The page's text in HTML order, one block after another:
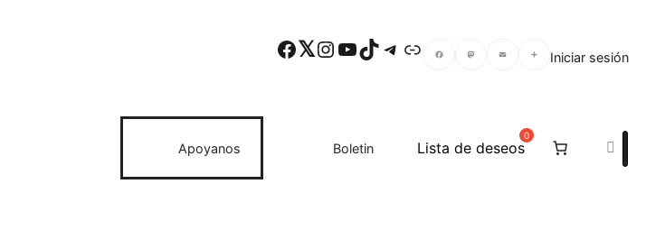
Facebook Twitter Instagram YouTube TikTok Telegram Enlace Iniciar sesión
Apoyanos Boletin Lista de deseos